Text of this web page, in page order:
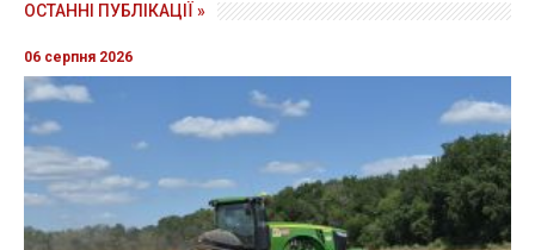
ОСТАННІ ПУБЛІКАЦІЇ »
06 серпня 2026